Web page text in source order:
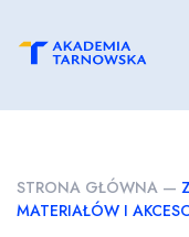
STRONA GŁÓWNA —
MATERIAŁÓW I